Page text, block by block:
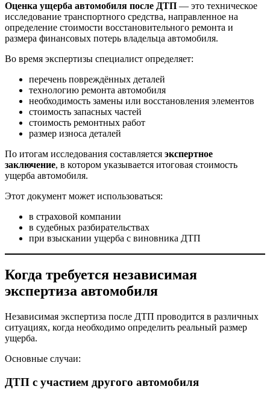
Оценка ущерба автомобиля после ДТП — это техническое
исследование транспортного средства, направленное на
определение стоимости восстановительного ремонта и
размера финансовых потерь владельца автомобиля.
Во время экспертизы специалист определяет:
перечень повреждённых деталей
технологию ремонта автомобиля
необходимость замены или восстановления элементов
стоимость запасных частей
стоимость ремонтных работ
размер износа деталей
По итогам исследования составляется экспертное
заключение, в котором указывается итоговая стоимость
ущерба автомобиля.
Этот документ может использоваться:
в страховой компании
в судебных разбирательствах
при взыскании ущерба с виновника ДТП
Когда требуется независимая
экспертиза автомобиля
Независимая экспертиза после ДТП проводится в различных
ситуациях, когда необходимо определить реальный размер
ущерба.
Основные случаи:
ДТП с участием другого автомобиля